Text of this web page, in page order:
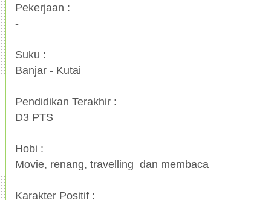
Pekerjaan :
-
Suku :
Banjar - Kutai
Pendidikan Terakhir :
D3 PTS
Hobi :
Movie, renang, travelling dan membaca
Karakter Positif :